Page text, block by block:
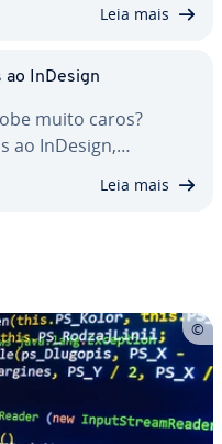
Leia mais
InDesign
muito caros?
ao InDesign,…
Leia mais